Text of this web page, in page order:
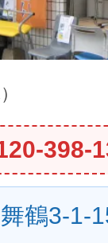
398-
鶴3-1-